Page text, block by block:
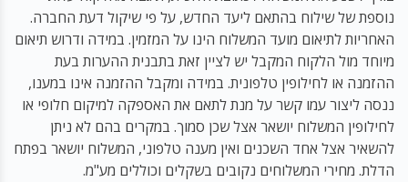
נוספת של שילוח בהתאם ליעד החדש, על פי שיקול דעת החברה.
האחריות לתיאום מועד המשלוח הינו על המזמין. במידה ודרוש תיאום
מיוחד מול הלקוח המקבל יש לציין זאת בתבנית ההערות בעת
ההזמנה או לחילופין טלפונית. במידה ומקבל ההזמנה אינו במענו,
ננסה ליצור עמו קשר על מנת לתאם את האספקה למיקום חלופי או
לחילופין המשלוח יושאר אצל שכן סמוך. במקרים בהם לא ניתן
להשאיר אצל אחד השכנים ואין מענה טלפוני, המשלוח יושאר בפתח
הדלת. מחירי המשלוחים נקובים בשקלים וכוללים מע"מ.